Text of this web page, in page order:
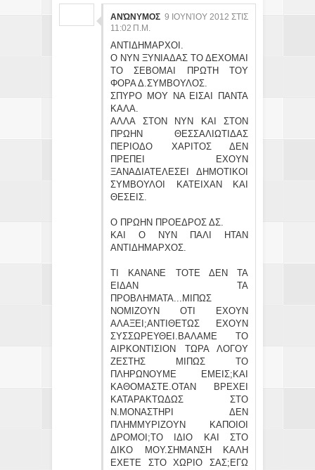
ΑΝΏΝΥΜΟΣ 9 ΙΟΥΝΊΟΥ 2012 ΣΤΙΣ
11:02 Π.Μ.
ΑΝΤΙΔΗΜΑΡΧΟΙ.
Ο ΝΥΝ ΞΥΝΙΑΔΑΣ ΤΟ ΔΕΧΟΜΑΙ
ΤΟ ΣΕΒΟΜΑΙ ΠΡΩΤΗ ΤΟΥ
ΦΟΡΑ Δ.ΣΥΜΒΟΥΛΟΣ.
ΣΠΥΡΟ ΜΟΥ ΝΑ ΕΙΣΑΙ ΠΑΝΤΑ
ΚΑΛΑ.
ΑΛΛΑ ΣΤΟΝ ΝΥΝ ΚΑΙ ΣΤΟΝ
ΠΡΩΗΝ ΘΕΣΣΑΛΙΩΤΙΔΑΣ
ΠΕΡΙΟΔΟ ΧΑΡΙΤΟΣ ΔΕΝ
ΠΡΕΠΕΙ ΕΧΟΥΝ
ΞΑΝΑΔΙΑΤΕΛΕΣΕΙ ΔΗΜΟΤΙΚΟΙ
ΣΥΜΒΟΥΛΟΙ ΚΑΤΕΙΧΑΝ ΚΑΙ
ΘΕΣΕΙΣ.
Ο ΠΡΩΗΝ ΠΡΟΕΔΡΟΣ ΔΣ.
ΚΑΙ Ο ΝΥΝ ΠΑΛΙ ΗΤΑΝ
ΑΝΤΙΔΗΜΑΡΧΟΣ.
ΤΙ ΚΑΝΑΝΕ ΤΟΤΕ ΔΕΝ ΤΑ
ΕΙΔΑΝ ΤΑ
ΠΡΟΒΛΗΜΑΤΑ...ΜΙΠΩΣ
ΝΟΜΙΖΟΥΝ ΟΤΙ ΕΧΟΥΝ
ΑΛΑΞΕΙ;ΑΝΤΙΘΕΤΩΣ ΕΧΟΥΝ
ΣΥΣΣΩΡΕΥΘΕΙ.ΒΑΛΑΜΕ ΤΟ
ΑΙΡΚΟΝΤΙΣΙΟΝ ΤΩΡΑ ΛΟΓΟΥ
ΖΕΣΤΗΣ ΜΙΠΩΣ ΤΟ
ΠΛΗΡΩΝΟΥΜΕ ΕΜΕΙΣ;ΚΑΙ
ΚΑΘΟΜΑΣΤΕ.ΟΤΑΝ ΒΡΕΧΕΙ
ΚΑΤΑΡΑΚΤΩΔΩΣ ΣΤΟ
Ν.ΜΟΝΑΣΤΗΡΙ ΔΕΝ
ΠΛΗΜΜΥΡΙΖΟΥΝ ΚΑΠΟΙΟΙ
ΔΡΟΜΟΙ;ΤΟ ΙΔΙΟ ΚΑΙ ΣΤΟ
ΔΙΚΟ ΜΟΥ.ΣΗΜΑΝΣΗ ΚΑΛΗ
ΕΧΕΤΕ ΣΤΟ ΧΩΡΙΟ ΣΑΣ;ΕΓΩ